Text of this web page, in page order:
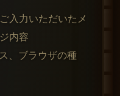
入力いただいたメ
内容
、ブラウザの種